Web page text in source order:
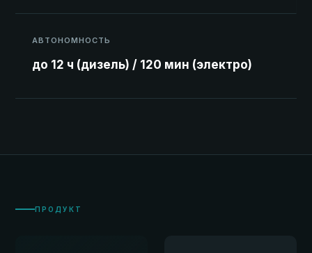
АВТОНОМНОСТЬ
до 12 ч (дизель) / 120 мин (электро)
ПРОДУКТ